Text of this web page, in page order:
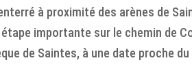
à proximité des arènes de
importante sur le chemin de
de Saintes, à une date proche